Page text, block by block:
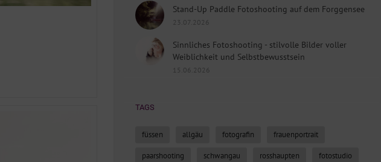
Stand-Up Paddle Fotoshooting auf dem Forggensee
23.07.2026
Sinnliches Fotoshooting - stilvolle Bilder voller
Weiblichkeit und Selbstbewusstsein
15.06.2026
TAGS
füssen allgäu fotografin frauenportrait
paarshooting schwangau rosshaupten fotostudio